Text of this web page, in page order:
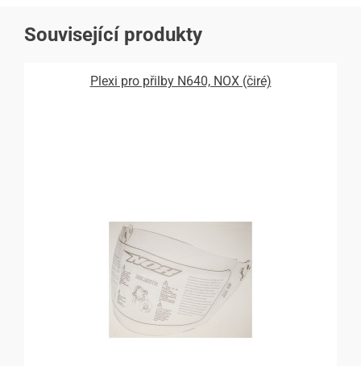
Související produkty
Plexi pro přilby N640, NOX (čiré)